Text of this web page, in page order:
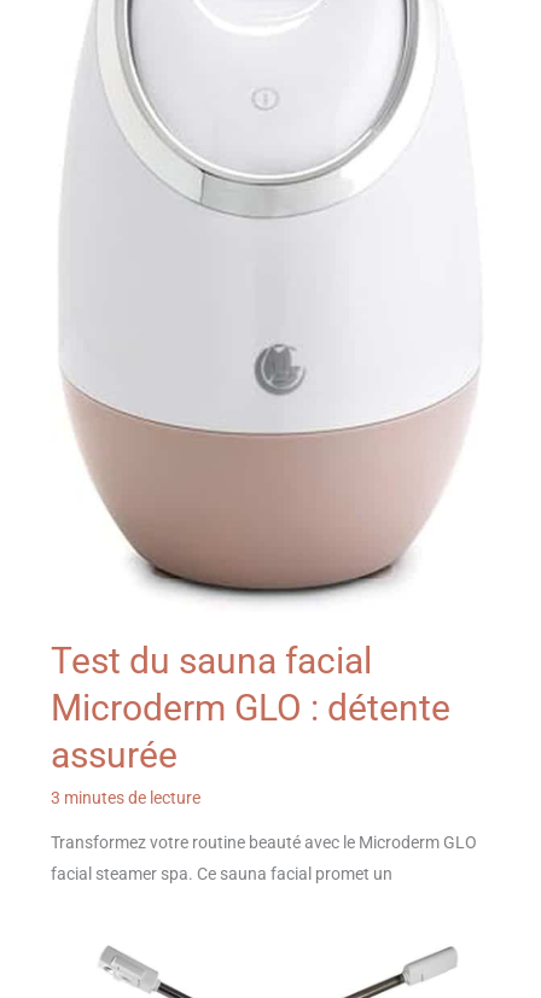
Test du sauna facial
Microderm GLO : détente
assurée
3 minutes de lecture
Transformez votre routine beauté avec le Microderm GLO
facial steamer spa. Ce sauna facial promet un